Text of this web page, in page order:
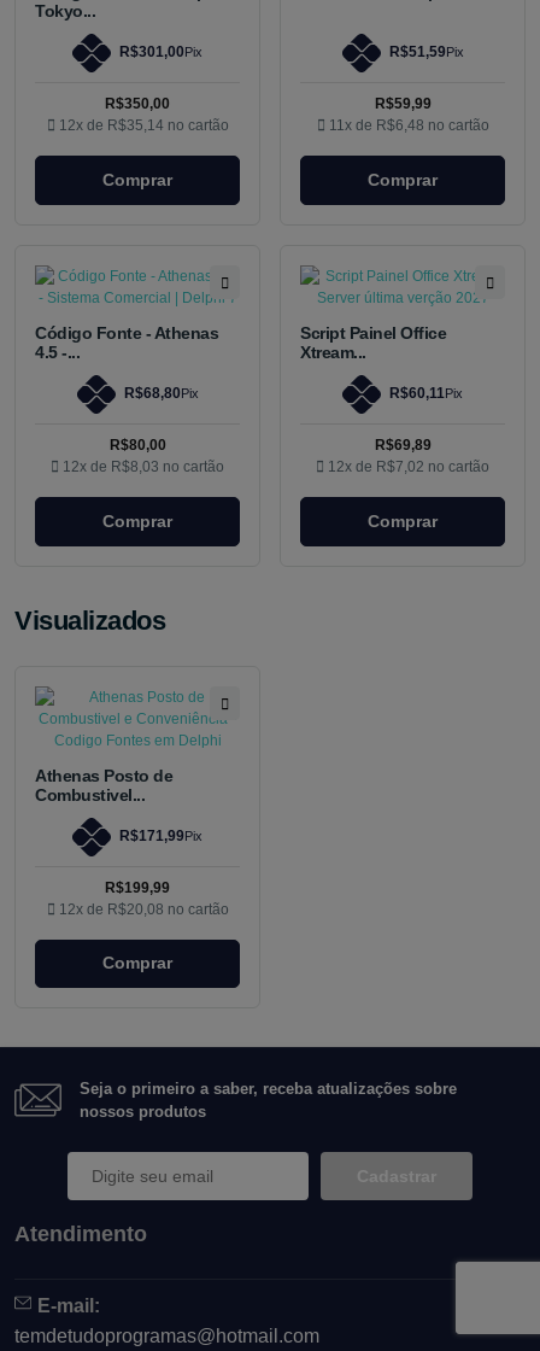
Tokyo...
R$301,00 Pix
R$350,00
12x de R$35,14 no cartão
Comprar
R$51,59Pix
R$59,99
11x de R$6,48 no cartão
Comprar
Código Fonte - Athenas
4.5 -...
R$68,80Pix
R$80,00
12x de R$8,03 no cartão
Comprar
Script Painel Office
Xtream...
R$60,11Pix
R$69,89
12x de R$7,02 no cartão
Comprar
Visualizados
Athenas Posto de
Combustivel...
R$171,99Pix
R$199,99
12x de R$20,08 no cartão
Comprar
Seja o primeiro a saber, receba atualizações sobre
nossos produtos
Cadastrar
Atendimento
E-mail:
temdetudoprogramas@hotmail.com